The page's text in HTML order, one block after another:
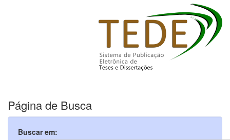
Página de Busca
Buscar em: